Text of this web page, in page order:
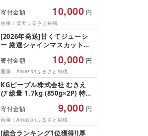
ルプス市産シャインマスカッ
ト1.2kg以上(2〜3房)ふるさと
納税 おすすめ 山梨県 南アル
プス市 送料無料 AL
寄付金額 10,000 円
画像：楽天ふるさと納税
[2026年発送]甘くてジューシ
ー 厳選シャインマスカット
日)から10月下旬までの発送)
フルーツ ぶどう 果物 山梨県
産 2026 旬 大粒 高級 ブドウ
葡萄 富士吉田市
寄付金額 10,000 円
画像：Amazonふるさと納税
KGピープル株式会社 むきえ
び 総量 1.7kg (850g×2P) 特大
凍結 下処理不要 サイズ不揃い
訳あり
寄付金額 9,000 円
画像：Amazonふるさと納税
[総合ランキング1位獲得!]厚